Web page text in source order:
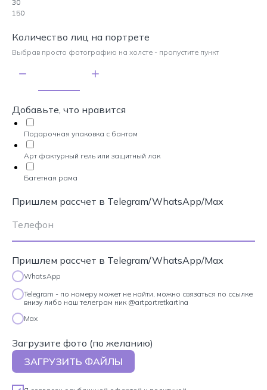
30
150
Количество лиц на портрете
Выбрав просто фотографию на холсте - пропустите пункт
Добавьте, что нравится
Подарочная упаковка с бантом
Арт фактурный гель или защитный лак
Багетная рама
Пришлем рассчет в Telegram/WhatsApp/Max
Пришлем рассчет в Telegram/WhatsApp/Max
WhatsApp
Telegram - по номеру может не найти, можно связаться по ссылке
внизу либо наш телеграм ник @artportretkartina
Max
Загрузите фото (по желанию)
ЗАГРУЗИТЬ ФАЙЛЫ